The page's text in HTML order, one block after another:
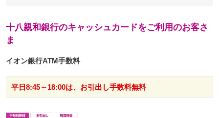
十八親和銀行のキャッシュカードをご利用のお客さ
ま
イオン銀行ATM手数料
平日8:45～18:00は、お引出し手数料無料